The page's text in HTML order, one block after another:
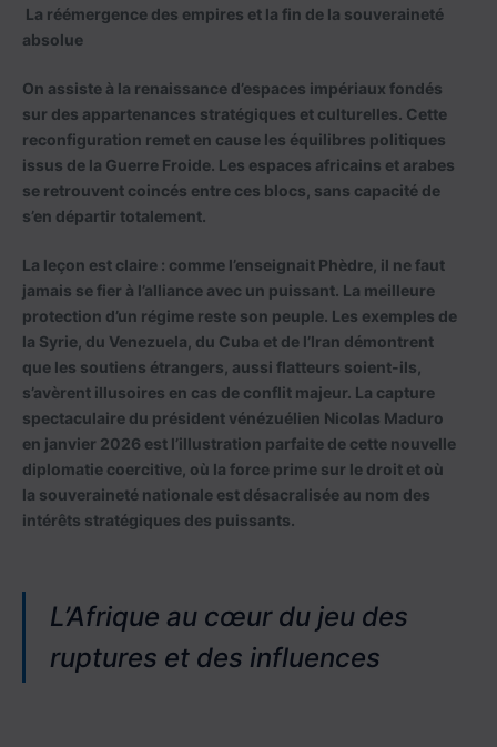
La réémergence des empires et la fin de la souveraineté
absolue
On assiste à la renaissance d’espaces impériaux fondés
sur des appartenances stratégiques et culturelles. Cette
reconfiguration remet en cause les équilibres politiques
issus de la Guerre Froide. Les espaces africains et arabes
se retrouvent coincés entre ces blocs, sans capacité de
s’en départir totalement.
La leçon est claire : comme l’enseignait Phèdre, il ne faut
jamais se fier à l’alliance avec un puissant. La meilleure
protection d’un régime reste son peuple. Les exemples de
la Syrie, du Venezuela, du Cuba et de l’Iran démontrent
que les soutiens étrangers, aussi flatteurs soient-ils,
s’avèrent illusoires en cas de conflit majeur. La capture
spectaculaire du président vénézuélien Nicolas Maduro
en janvier 2026 est l’illustration parfaite de cette nouvelle
diplomatie coercitive, où la force prime sur le droit et où
la souveraineté nationale est désacralisée au nom des
intérêts stratégiques des puissants.
L’Afrique au cœur du jeu des
ruptures et des influences